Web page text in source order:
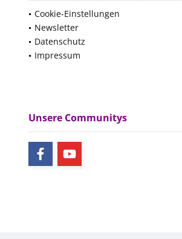
Cookie-Einstellungen
Newsletter
Datenschutz
Impressum
Unsere Communitys